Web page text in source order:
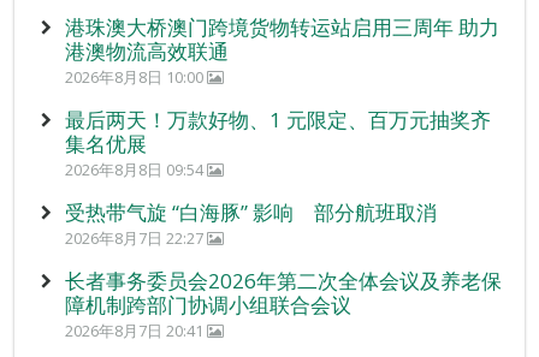
港珠澳大桥澳门跨境货物转运站启用三周年 助力
港澳物流高效联通
2026年8月8日 10:00
最后两天！万款好物、1 元限定、百万元抽奖齐
集名优展
2026年8月8日 09:54
受热带气旋 “白海豚” 影响 部分航班取消
2026年8月7日 22:27
长者事务委员会2026年第二次全体会议及养老保
障机制跨部门协调小组联合会议
2026年8月7日 20:41